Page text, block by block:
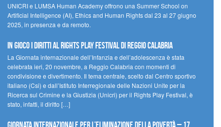
UNICRI e LUMSA Human Academy offrono una Summer School on
Artificial Intelligence (AI), Ethics and Human Rights dal 23 al 27 giugno
2025, in presenza e da remoto.
In gioco i diritti al Rights Play Festival di Reggio Calabria
La Giornata internazionale dell’Infanzia e dell’adolescenza è stata
celebrata ieri, 20 novembre, a Reggio Calabria con momenti di
condivisione e divertimento. Il tema centrale, scelto dal Centro sportivo
italiano (Csi) e dall’Istituto Interregionale delle Nazioni Unite per la
Ricerca sul Crimine e la Giustizia (Unicri) per il Rights Play Festival, è
stato, infatti, il diritto […]